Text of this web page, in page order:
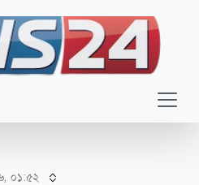
জবাবে মার্কিন-
ক্ষেপণাস্ত্র
০১:৫২